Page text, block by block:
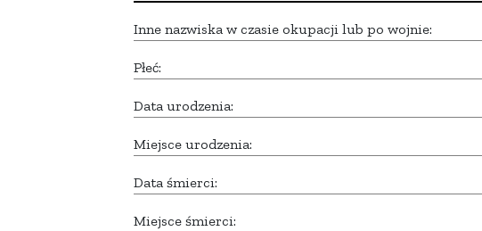
Inne nazwiska w czasie okupacji lub po wojnie:
Płeć:
Data urodzenia:
Miejsce urodzenia:
Data śmierci:
Miejsce śmierci: